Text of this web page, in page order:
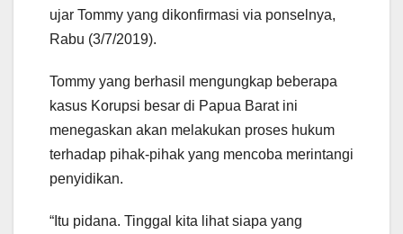
ujar Tommy yang dikonfirmasi via ponselnya,
Rabu (3/7/2019).
Tommy yang berhasil mengungkap beberapa
kasus Korupsi besar di Papua Barat ini
menegaskan akan melakukan proses hukum
terhadap pihak-pihak yang mencoba merintangi
penyidikan.
“Itu pidana. Tinggal kita lihat siapa yang